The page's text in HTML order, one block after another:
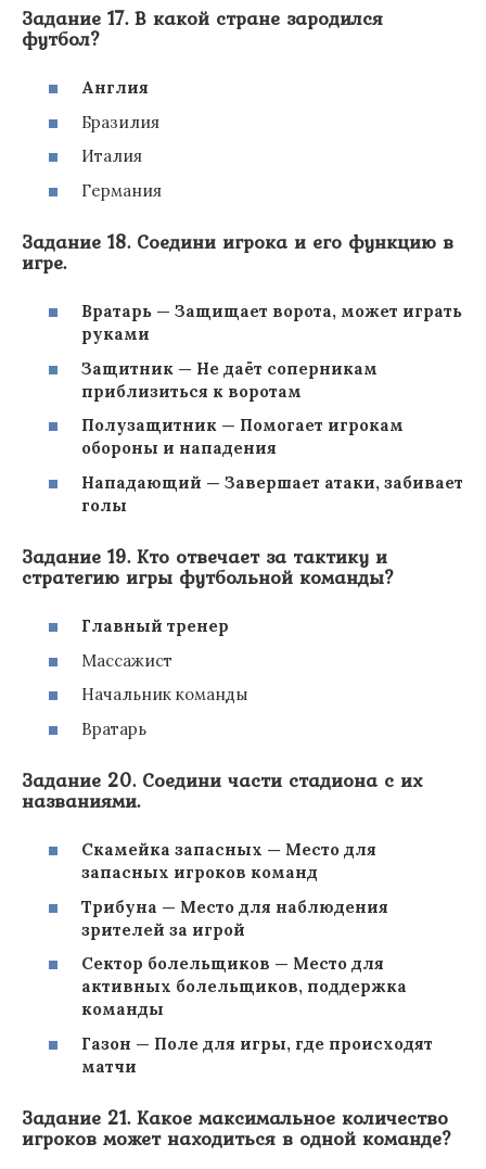
Задание 17. В какой стране зародился
футбол?
Англия
Бразилия
Италия
Германия
Задание 18. Соедини игрока и его функцию в
игре.
Вратарь — Защищает ворота, может играть
руками
Защитник — Не даёт соперникам
приблизиться к воротам
Полузащитник — Помогает игрокам
обороны и нападения
Нападающий — Завершает атаки, забивает
голы
Задание 19. Кто отвечает за тактику и
стратегию игры футбольной команды?
Главный тренер
Массажист
Начальник команды
Вратарь
Задание 20. Соедини части стадиона с их
названиями.
Скамейка запасных — Место для
запасных игроков команд
Трибуна — Место для наблюдения
зрителей за игрой
Сектор болельщиков — Место для
активных болельщиков, поддержка
команды
Газон — Поле для игры, где происходят
матчи
Задание 21. Какое максимальное количество
игроков может находиться в одной команде?